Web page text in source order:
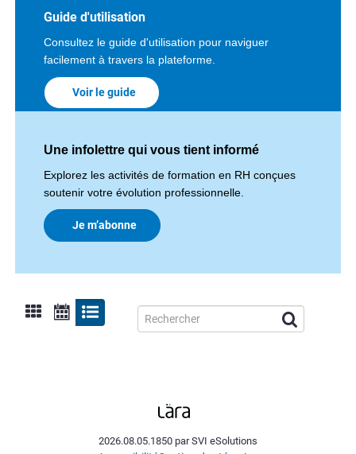
Guide d'utilisation
Consultez le guide d'utilisation pour naviguer
facilement à travers la plateforme.
Voir le guide
Une infolettre qui vous tient informé
Explorez les activités de formation en RH conçues
soutenir votre évolution professionnelle.
Je m’abonne
2026.08.05.1850 par SVI eSolutions